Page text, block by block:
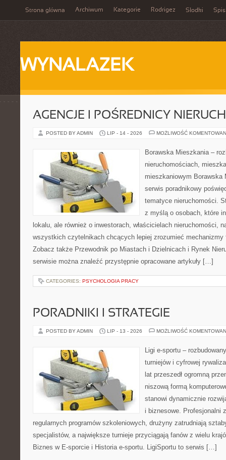
Strona główna Archiwum Kategorie Rodrigez Słodki Spis
WYNALAZEK
AGENCJE I POŚREDNICY
POSTED BY ADMIN LIP - 14 - 2026 MOŻLIWOŚĆ
Borawska Mieszkania –
nieruchomościach,
mieszkaniowym Borawska
serwis poradnikowy
tematyce nieruchomości.
z myślą o osobach, które
lokalu, ale również o inwestorach, właścicielach nieruchomości,
wszystkich czytelnikach chcących lepiej zrozumieć mechanizmy
Zobacz także Przewodnik po Miastach i Dzielnicach i Rynek
serwisie można znaleźć przystępnie opracowane artykuły […]
CATEGORIES: PSYCHOLOGIA PRACY
PORADNIKI I STRATEGIE
POSTED BY ADMIN LIP - 13 - 2026 MOŻLIWOŚĆ
Ligi e-sportu –
turniejów i cyfrowej
lat przeszedł ogromną
niszową formą
stanowi dynamicznie
i biznesowe. Profesjonalni
regularnych programów szkoleniowych, drużyny zatrudniają
specjalistów, a największe turnieje przyciągają fanów z wielu
Biznes w E-sporcie i Historia e-sportu. LigiSportu to serwis […]